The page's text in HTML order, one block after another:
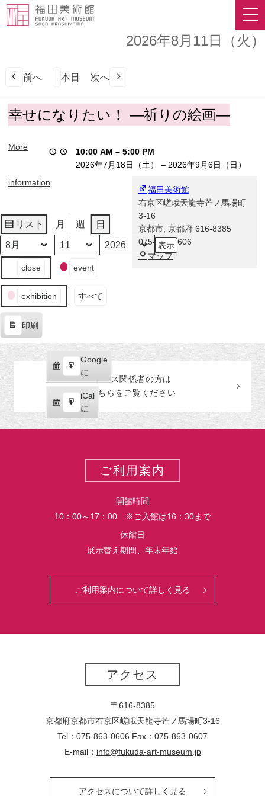
2026年8月11日（火）
前へ 本日 次へ
幸
せ
な
い！
祈
り
の
絵
―
幸せになりたい！ ―祈りの絵画―
10:00 AM – 5:00 PM
2026年7月18日（土）
– 2026年9月6日（日）
福田美術館
右京区嵯峨天龍寺芒ノ馬場町
3-16
京都市 京都府 616-8385
075-863-0606
マップ福
More
information
リスト
表
示
月 週 日
月
日
年
ン
の
テ
リ
ー
close event
exhibition すべて
印刷
示
Google
で
購
読
iCal
で
購
読
Google
に
エ
ク
ス
ポ
iCal
に
エ
ク
プレス関係者の方は
こちらをご覧ください
ご利用案内
開館時間
10：00～17：00 ※ご入館は16：30まで
休館日
展示替え期間、年末年始
ご利用案内について詳しく見る
アクセス
〒616-8385
京都府京都市右京区嵯峨天龍寺芒ノ馬場町3-16
Tel：075-863-0606 Fax：075-863-0607
E-mail： info@fukuda-art-museum.jp
アクセスについて詳しく見る